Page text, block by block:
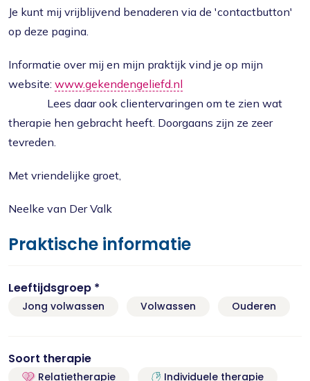
Je kunt mij vrijblijvend benaderen via de 'contactbutton'
op deze pagina.
Informatie over mij en mijn praktijk vind je op mijn
website: www.gekendengeliefd.nl
Lees daar ook clientervaringen om te zien wat
therapie hen gebracht heeft. Doorgaans zijn ze zeer
tevreden.
Met vriendelijke groet,
Neelke van Der Valk
Praktische informatie
Leeftijdsgroep *
Jong volwassen Volwassen Ouderen
Soort therapie
Relatietherapie Individuele therapie